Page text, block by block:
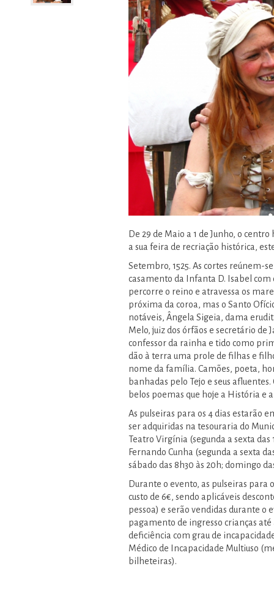
De 29 de Maio a 1 de Junho, o
a sua feira de recriação histórica,
Setembro, 1525. As cortes reúnem-
casamento da Infanta D. Isabel com
percorre o reino e atravessa os
próxima da coroa, mas o Santo
notáveis, Ângela Sigeia, dama
Melo, juiz dos órfãos e secretário de
confessor da rainha e tido como
dão à terra uma prole de filhas e
nome da família. Camões, poeta,
banhadas pelo Tejo e seus
belos poemas que hoje a História e
As pulseiras para os 4 dias estarão
ser adquiridas na tesouraria do
Teatro Virgínia (segunda a sexta das
Fernando Cunha (segunda a sexta
sábado das 8h30 às 20h; domingo
Durante o evento, as pulseiras para
custo de 6€, sendo aplicáveis
pessoa) e serão vendidas durante o
pagamento de ingresso crianças até
deficiência com grau de
Médico de Incapacidade Multiuso
bilheteiras).